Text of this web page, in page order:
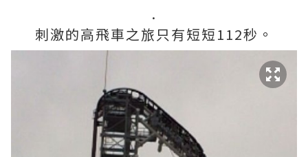
.
刺激的高飛車之旅只有短短112秒。